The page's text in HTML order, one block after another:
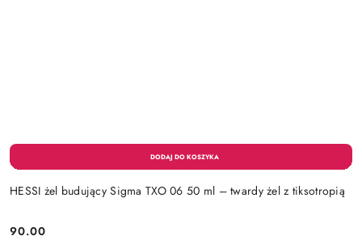
HESSI żel budujący Sigma TXO 06 50 ml – twardy żel z tiksotropią
90.00